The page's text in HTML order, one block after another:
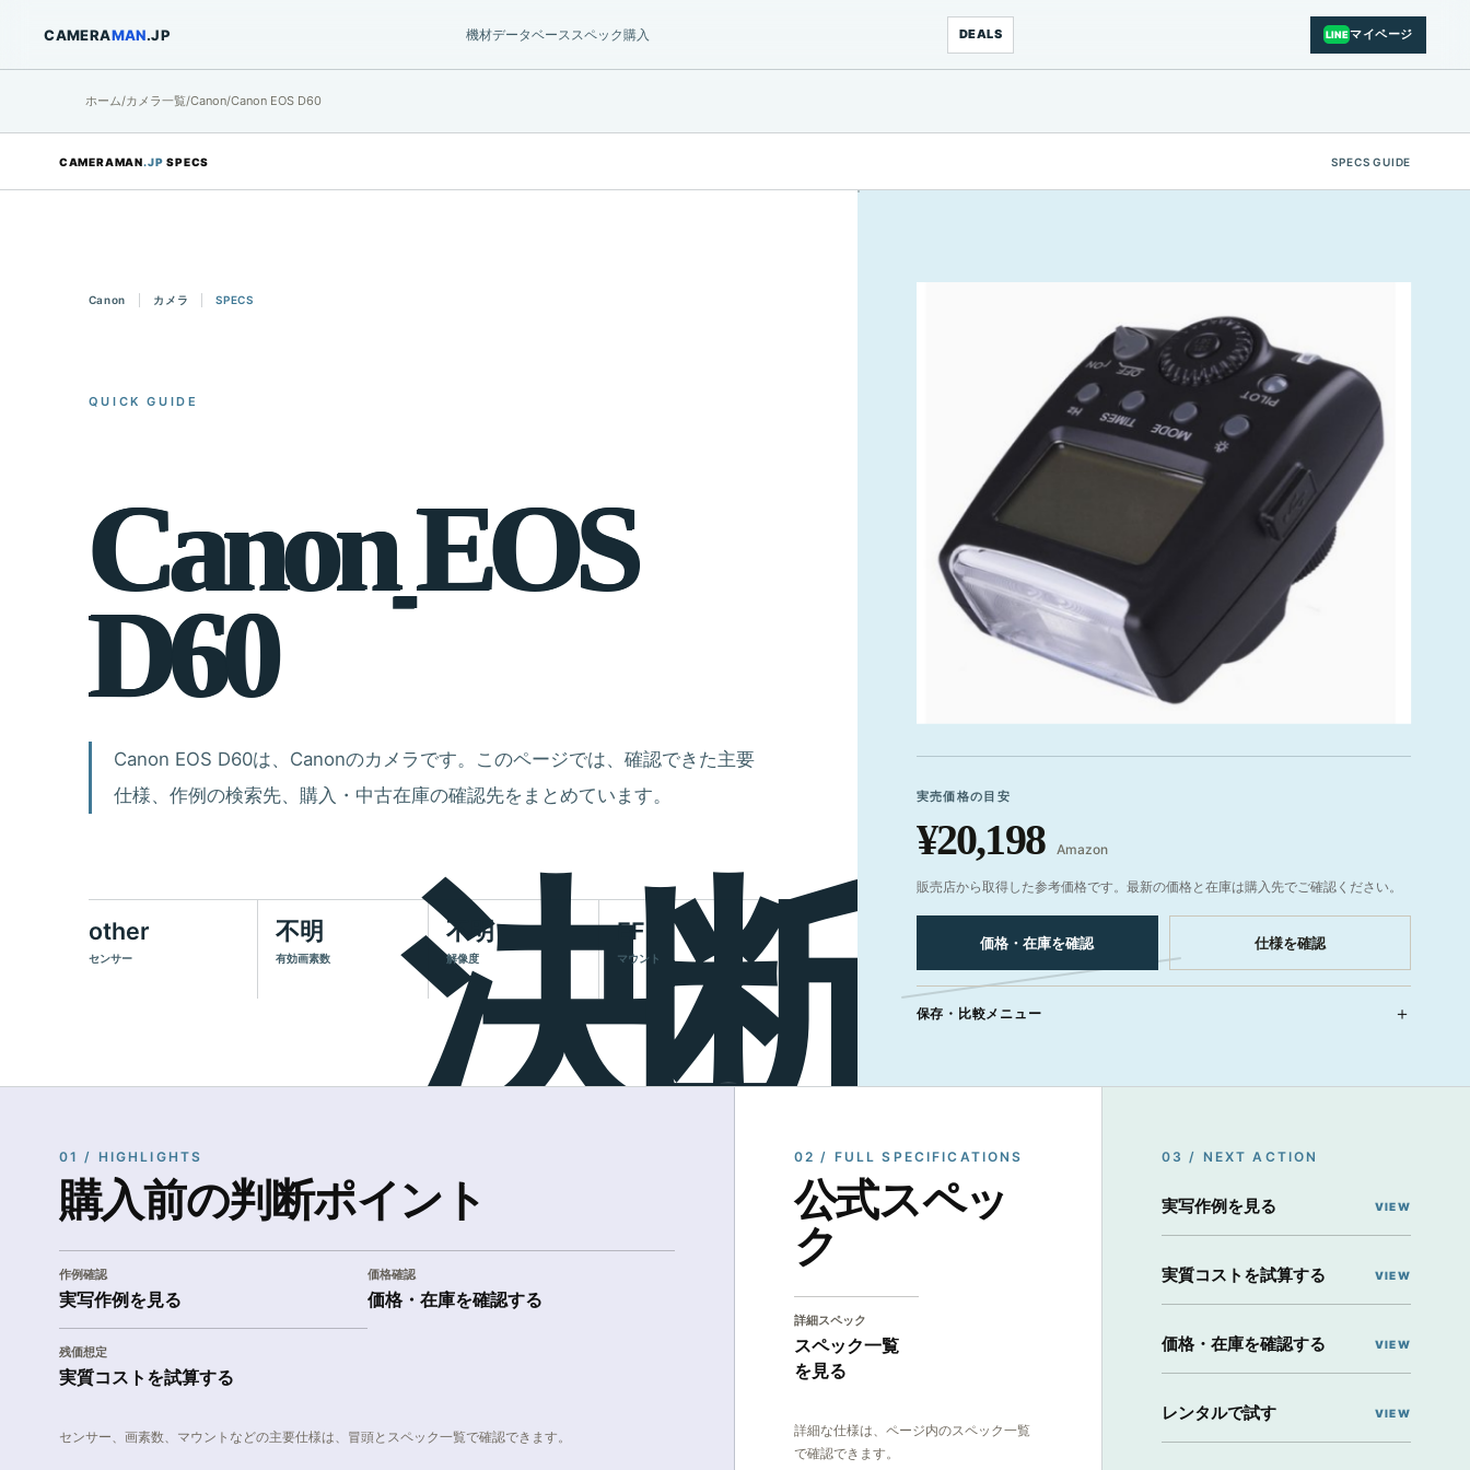
CAMERAMAN.JP 機材データベーススペック購入 DEALS LINEマイページ
ホーム/カメラ一覧/Canon/Canon EOS D60
CAMERAMAN.JP SPECS SPECS GUIDE
Canon カメラ SPECS
QUICK GUIDE
CanonEOS
D60
Canon EOS D60は、Canonのカメラです。このページでは、確認できた主要
仕様、作例の検索先、購入・中古在庫の確認先をまとめています。
other
センサー
不明
有効画素数
不明
解像度
EF
マウント
実売価格の目安
¥20,198 Amazon
販売店から取得した参考価格です。最新の価格と在庫は購入先でご確認ください。
価格・在庫を確認 仕様を確認
保存・比較メニュー
01 / HIGHLIGHTS
購入前の判断ポイント
作例確認
実写作例を見る
価格確認
価格・在庫を確認する
残価想定
実質コストを試算する
センサー、画素数、マウントなどの主要仕様は、冒頭とスペック一覧で確認できます。
02 / FULL SPECIFICATIONS
公式スペッ
ク
詳細スペック
スペック一覧
を見る
詳細な仕様は、ページ内のスペック一覧
で確認できます。
03 / NEXT ACTION
実写作例を見る
実質コストを試算する
価格・在庫を確認する
レンタルで試す